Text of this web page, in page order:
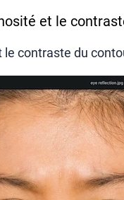
et le
contraste du